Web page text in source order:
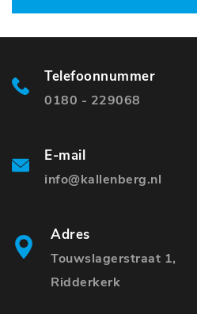
Telefoonnummer
0180 - 229068
E-mail
info@kallenberg.nl
Adres
Touwslagerstraat 1,
Ridderkerk